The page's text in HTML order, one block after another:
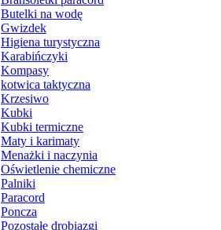
Butelki na wodę
Gwizdek
Higiena turystyczna
Karabińczyki
Kompasy
kotwica taktyczna
Krzesiwo
Kubki
Kubki termiczne
Maty i karimaty
Menażki i naczynia
Oświetlenie chemiczne
Palniki
Paracord
Poncza
Pozostałe drobiazgi